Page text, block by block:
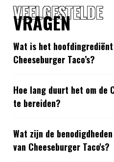
VEELGESTELDE
VRAGEN
Wat is het
Cheeseburger Taco’s?
Hoe lang duurt het om de
te bereiden?
Wat zijn de
van Cheeseburger Taco's?